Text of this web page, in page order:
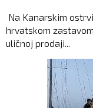
Na Kanarskim
hrvatskom
uličnoj prodaji...